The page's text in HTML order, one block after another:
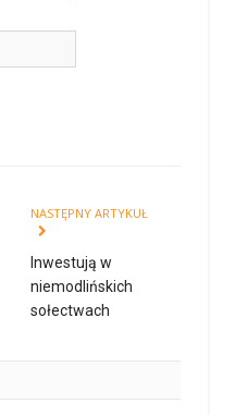
NASTĘPNY ARTYKUŁ
Inwestują w
niemodlińskich
sołectwach